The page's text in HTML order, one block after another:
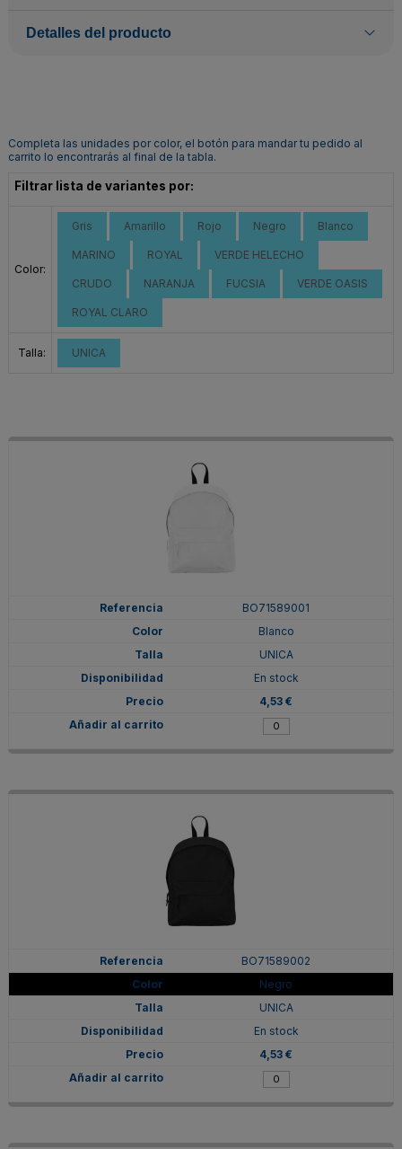
Detalles del producto
Completa las unidades por color, el botón para mandar tu pedido al
carrito lo encontrarás al final de la tabla.
Filtrar lista de variantes por:
Color:
Gris Amarillo Rojo Negro Blanco
MARINO ROYAL VERDE HELECHO
CRUDO NARANJA FUCSIA VERDE OASIS
ROYAL CLARO
Talla: UNICA
BO71589001
Blanco
UNICA
En stock
4,53 €
BO71589002
Negro
UNICA
En stock
4,53 €